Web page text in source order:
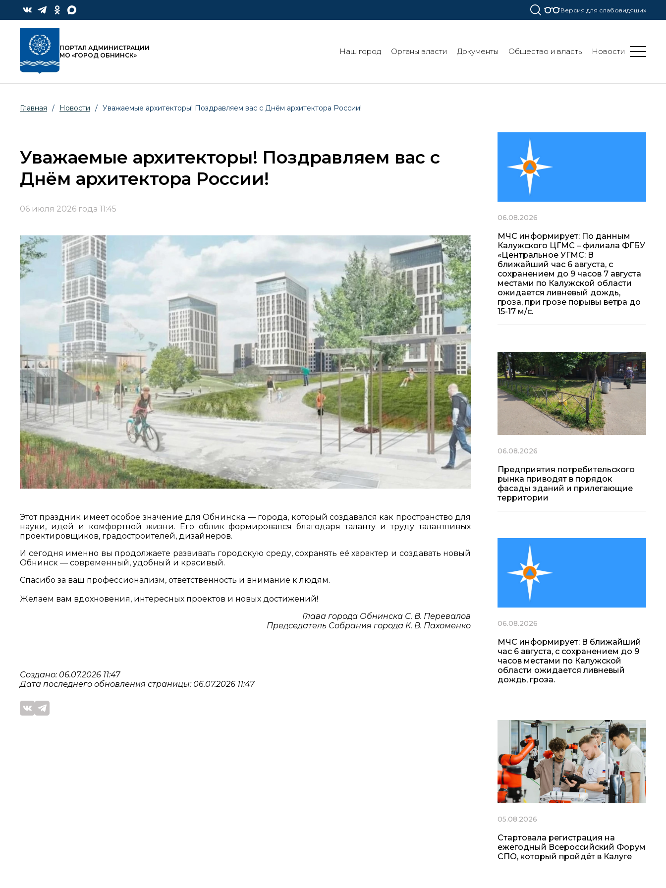
Версия для слабовидящих
ПОРТАЛ АДМИНИСТРАЦИИ
МО «ГОРОД ОБНИНСК»
Наш город Органы власти Документы Общество и власть Новости
Главная / Новости / Уважаемые архитекторы! Поздравляем вас с Днём архитектора России!
Уважаемые архитекторы! Поздравляем вас с
Днём архитектора России!
06 июля 2026 года 11:45
Этот праздник имеет особое значение для Обнинска — города, который создавался как пространство для
науки, идей и комфортной жизни. Его облик формировался благодаря таланту и труду талантливых
проектировщиков, градостроителей, дизайнеров.
И сегодня именно вы продолжаете развивать городскую среду, сохранять её характер и создавать новый
Обнинск — современный, удобный и красивый.
Спасибо за ваш профессионализм, ответственность и внимание к людям.
Желаем вам вдохновения, интересных проектов и новых достижений!
Глава города Обнинска С. В. Перевалов
Председатель Собрания города К. В. Пахоменко
Создано: 06.07.2026 11:47
Дата последнего обновления страницы: 06.07.2026 11:47
06.08.2026
МЧС информирует: По данным
Калужского ЦГМС – филиала ФГБУ
«Центральное УГМС: В
ближайший час 6 августа, с
сохранением до 9 часов 7 августа
местами по Калужской области
ожидается ливневый дождь,
гроза, при грозе порывы ветра до
15-17 м/с.
06.08.2026
Предприятия потребительского
рынка приводят в порядок
фасады зданий и прилегающие
территории
06.08.2026
МЧС информирует: В ближайший
час 6 августа, с сохранением до 9
часов местами по Калужской
области ожидается ливневый
дождь, гроза.
05.08.2026
Стартовала регистрация на
ежегодный Всероссийский Форум
СПО, который пройдёт в Калуге